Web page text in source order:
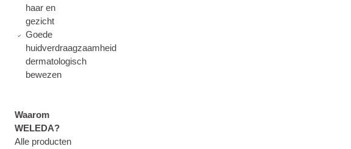
haar en
gezicht
Goede
huidverdraagzaamheid
dermatologisch
bewezen
Waarom
WELEDA?
Alle producten